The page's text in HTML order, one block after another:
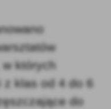
których
klas od 4 do 6
do